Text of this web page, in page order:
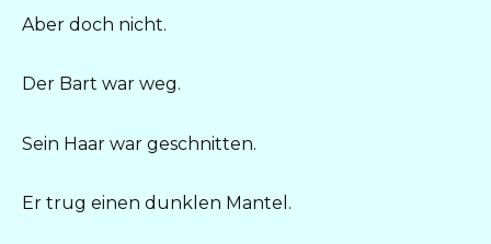
Aber doch nicht.
Der Bart war weg.
Sein Haar war geschnitten.
Er trug einen dunklen Mantel.